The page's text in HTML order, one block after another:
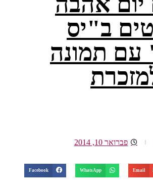
ב"יס
עם תמונה
פברואר 10, 2014
Email
WhatsApp
Facebook